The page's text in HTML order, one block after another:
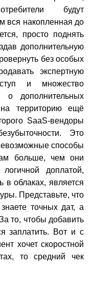
будут
вся накопленная до
просто поднять
дополнительную
без особых
экспертную
и множество
о дополнительных
территорию ещё
SaaS-вендоры
Это
способы
больше, чем они
доплатой,
в облаках, является
Представьте, что
точных дат, а
то, чтобы добавить
заплатить. Вот и с
хочет скоростной
то средний чек